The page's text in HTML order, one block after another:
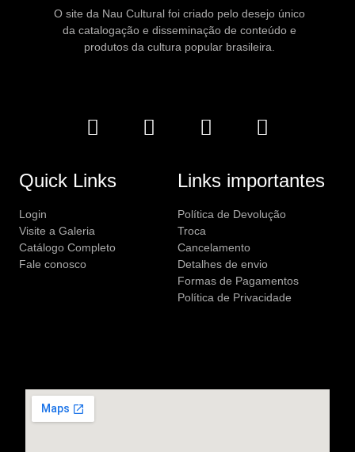
O site da Nau Cultural foi criado pelo desejo único
da catalogação e disseminação de conteúdo e
produtos da cultura popular brasileira.
Quick Links
Login
Visite a Galeria
Catálogo Completo
Fale conosco
Links importantes
Política de Devolução
Troca
Cancelamento
Detalhes de envio
Formas de Pagamentos
Política de Privacidade